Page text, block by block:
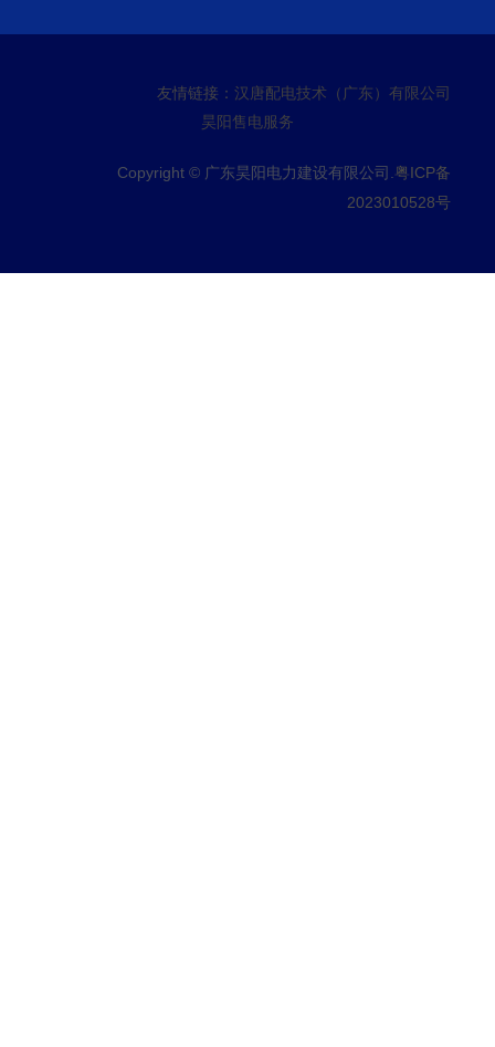
友情链接： 汉唐配电技术（广东）有限公司
昊阳售电服务
Copyright © 广东昊阳电力建设有限公司. 粤ICP备
2023010528号